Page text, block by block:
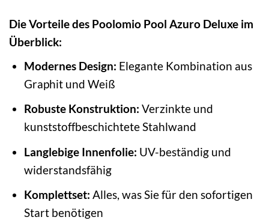
Die Vorteile des Poolomio Pool Azuro Deluxe im
Überblick:
Modernes Design: Elegante Kombination aus
Graphit und Weiß
Robuste Konstruktion: Verzinkte und
kunststoffbeschichtete Stahlwand
Langlebige Innenfolie: UV-beständig und
widerstandsfähig
Komplettset: Alles, was Sie für den sofortigen
Start benötigen